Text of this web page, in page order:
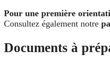
Pour une première
Consultez également notre
Documents à